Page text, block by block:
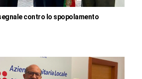
contro lo spopolamento